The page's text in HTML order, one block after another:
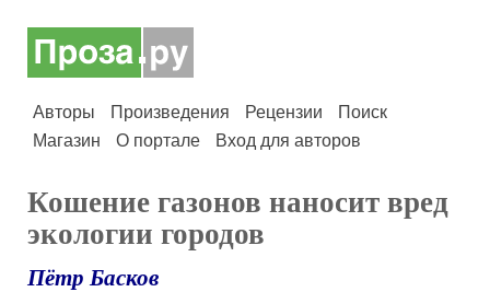
Авторы Произведения Рецензии
Поиск
Магазин
О портале Вход для авторов
Кошение газонов наносит вред
экологии городов
Пётр Басков